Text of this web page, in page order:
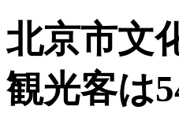
北京市文
観光客は